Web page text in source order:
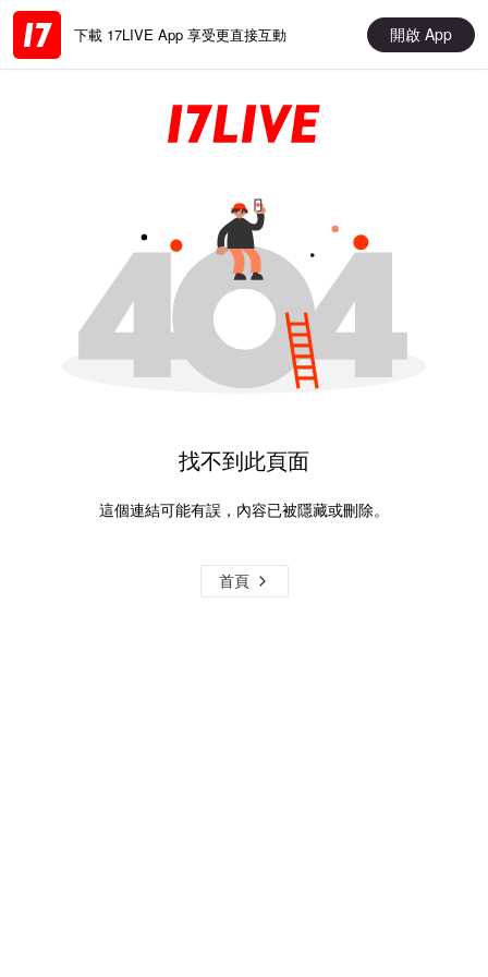
下載 17LIVE App 享受更直接互動 開啟 App
找不到此頁面
這個連結可能有誤，內容已被隱藏或刪除。
首頁